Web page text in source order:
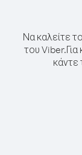
Να καλείτε
του Viber.
κάντε